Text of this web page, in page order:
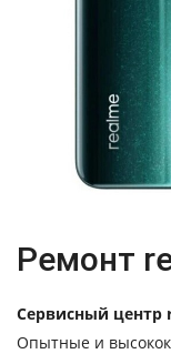
Ремонт
Сервисный центр
Опытные и